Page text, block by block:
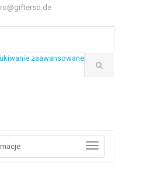
zaawansowane